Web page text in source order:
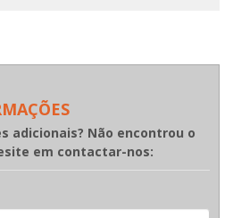
adicionais? Não encontrou o
em contactar-nos: